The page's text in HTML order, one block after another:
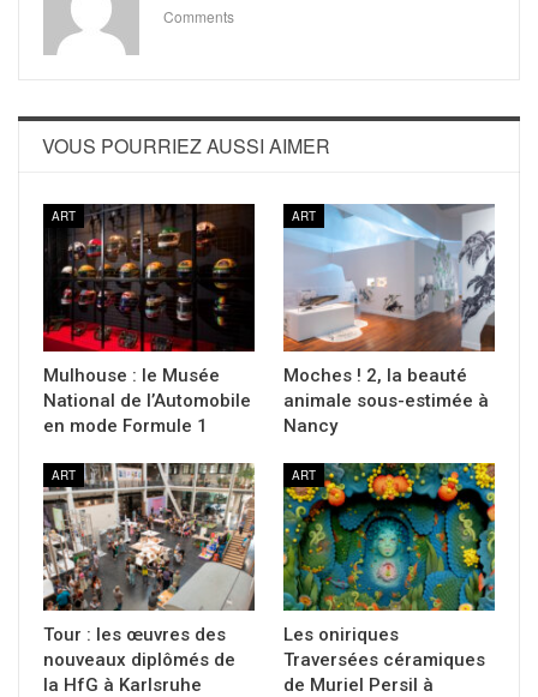
Comments
VOUS POURRIEZ AUSSI AIMER
ART
Mulhouse : le Musée
National de l’Automobile
en mode Formule 1
ART
Moches ! 2, la beauté
animale sous-estimée à
Nancy
ART
Tour : les œuvres des
nouveaux diplômés de
la HfG à Karlsruhe
ART
Les oniriques
Traversées céramiques
de Muriel Persil à